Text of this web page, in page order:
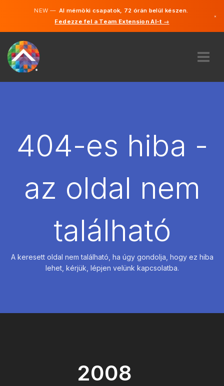
NEW —AI mérnöki csapatok, 72 órán belül készen.
Fedezze fel a Team Extension AI-t →
×
BÉREL
404-es hiba -
az oldal nem
található
A keresett oldal nem található, ha úgy gondolja, hogy ez hiba
lehet, kérjük, lépjen velünk kapcsolatba.
2008